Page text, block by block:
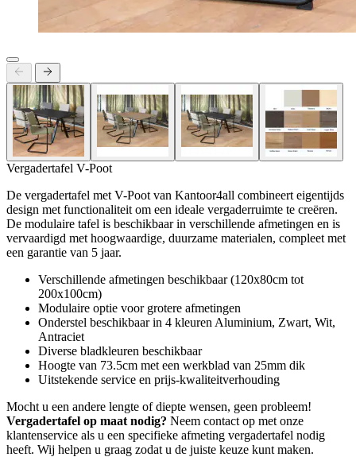
Vergadertafel V-Poot
De vergadertafel met V-Poot van Kantoor4all combineert eigentijds
design met functionaliteit om een ideale vergaderruimte te creëren.
De modulaire tafel is beschikbaar in verschillende afmetingen en is
vervaardigd met hoogwaardige, duurzame materialen, compleet met
een garantie van 5 jaar.
Verschillende afmetingen beschikbaar (120x80cm tot
200x100cm)
Modulaire optie voor grotere afmetingen
Onderstel beschikbaar in 4 kleuren Aluminium, Zwart, Wit,
Antraciet
Diverse bladkleuren beschikbaar
Hoogte van 73.5cm met een werkblad van 25mm dik
Uitstekende service en prijs-kwaliteitverhouding
Mocht u een andere lengte of diepte wensen, geen probleem!
Vergadertafel op maat nodig? Neem contact op met onze
klantenservice als u een specifieke afmeting vergadertafel nodig
heeft. Wij helpen u graag zodat u de juiste keuze kunt maken.